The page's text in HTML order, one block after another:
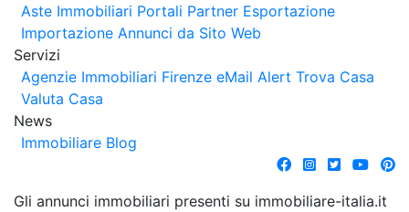
Aste Immobiliari Portali Partner Esportazione
Importazione Annunci da Sito Web
Servizi
Agenzie Immobiliari Firenze eMail Alert Trova Casa
Valuta Casa
News
Immobiliare Blog
Gli annunci immobiliari presenti su immobiliare-italia.it